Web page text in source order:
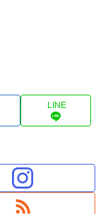
LINE